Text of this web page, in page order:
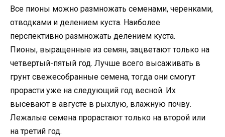
Все пионы можно размножать семенами, черенками,
отводками и делением куста. Наиболее
перспективно размножать делением куста.
Пионы, выращенные из семян, зацветают только на
четвертый-пятый год. Лучше всего высаживать в
грунт свежесобранные семена, тогда они смогут
прорасти уже на следующий год весной. Их
высевают в августе в рыхлую, влажную почву.
Лежалые семена прорастают только на второй или
на третий год.